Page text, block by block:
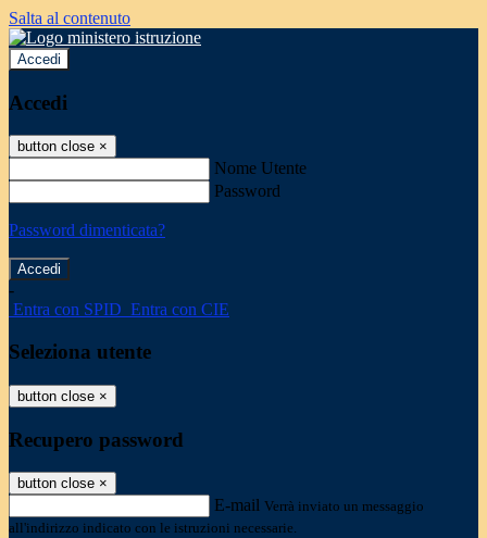
Salta al contenuto
Accedi
Accedi
button close ×
Nome Utente
Password
Password dimenticata?
-
Entra con SPID Entra con CIE
Seleziona utente
button close ×
Recupero password
button close ×
E-mail Verrà inviato un messaggio
all'indirizzo indicato con le istruzioni necessarie.